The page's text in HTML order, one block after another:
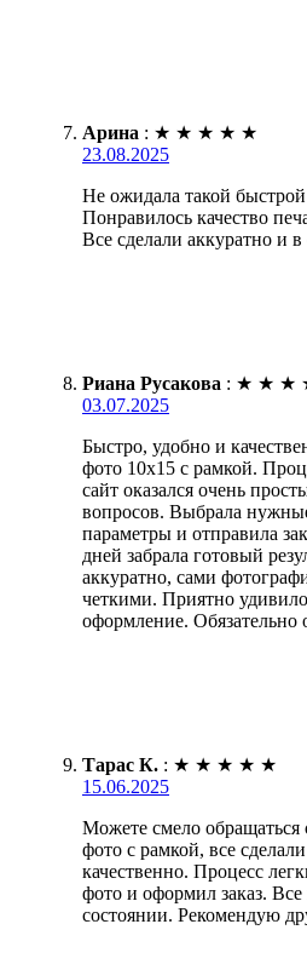
Арина : ★ ★ ★ ★ ★
23.08.2025
Не ожидала такой быстрой
Понравилось качество
Все сделали аккуратно и
Риана Русакова : ★ ★ ★
03.07.2025
Быстро, удобно и
фото 10х15 с рамкой.
сайт оказался очень
вопросов. Выбрала
параметры и отправила
дней забрала готовый
аккуратно, сами
четкими. Приятно удивило
оформление. Обязательно
Тарас К. : ★ ★ ★ ★ ★
15.06.2025
Можете смело обращаться
фото с рамкой, все
качественно. Процесс
фото и оформил заказ.
состоянии. Рекомендую